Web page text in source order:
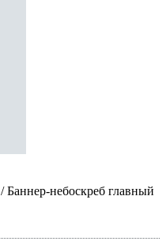
/ Баннер-небоскреб главный